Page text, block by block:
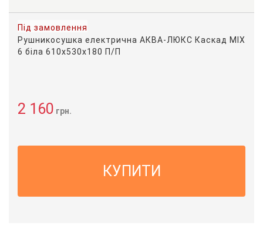
Під замовлення
Рушникосушка електрична АКВА-ЛЮКС Каскад MIX
6 біла 610х530х180 П/П
2 160 грн.
КУПИТИ